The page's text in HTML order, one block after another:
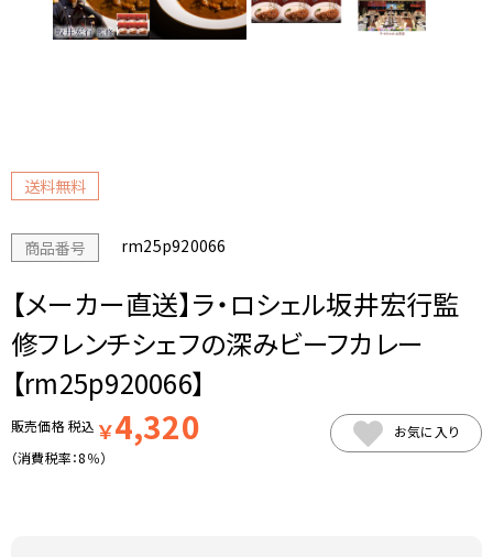
送料無料
商品番号 rm25p920066
【メーカー直送】ラ・ロシェル坂井宏行監
修フレンチシェフの深みビーフカレー
【rm25p920066】
販売価格税込 ￥4,320
（消費税率：8％）
お気に入り